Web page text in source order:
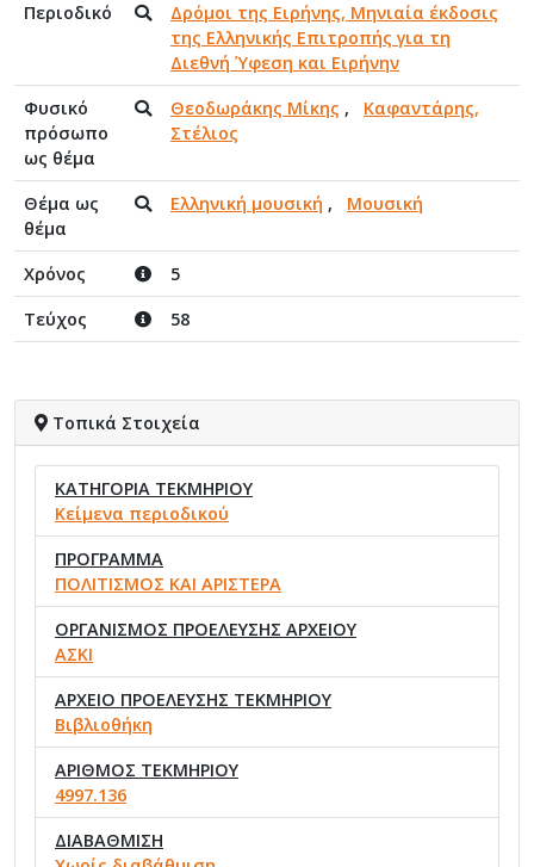
Περιοδικό
Δρόμοι της Ειρήνης, Μηνιαία έκδοσις
της Ελληνικής Επιτροπής για τη
Διεθνή Ύφεση και Ειρήνην
Φυσικό
πρόσωπο
ως θέμα
Θεοδωράκης Μίκης , Καφαντάρης,
Στέλιος
Θέμα ως
θέμα
Ελληνική μουσική , Μουσική
Χρόνος
5
Τεύχος
58
Τοπικά Στοιχεία
ΚΑΤΗΓΟΡΙΑ ΤΕΚΜΗΡΙΟΥ
Κείμενα περιοδικού
ΠΡΟΓΡΑΜΜΑ
ΠΟΛΙΤΙΣΜΟΣ ΚΑΙ ΑΡΙΣΤΕΡΑ
ΟΡΓΑΝΙΣΜΟΣ ΠΡΟΕΛΕΥΣΗΣ ΑΡΧΕΙΟΥ
ΑΣΚΙ
ΑΡΧΕΙΟ ΠΡΟΕΛΕΥΣΗΣ ΤΕΚΜΗΡΙΟΥ
Βιβλιοθήκη
ΑΡΙΘΜΟΣ ΤΕΚΜΗΡΙΟΥ
4997.136
ΔΙΑΒΑΘΜΙΣΗ